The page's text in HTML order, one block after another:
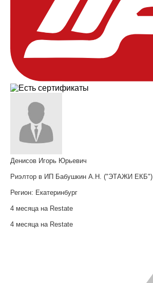
Денисов Игорь Юрьевич
Риэлтор в ИП Бабушкин А.Н. ("ЭТАЖИ ЕКБ")
Регион: Екатеринбург
4 месяца на Restate
4 месяца на Restate